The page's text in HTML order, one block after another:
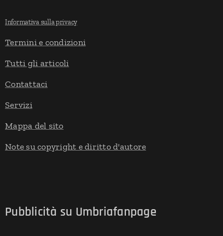
Informativa sulla privacy
Termini e condizioni
Tutti gli articoli
Contattaci
Servizi
Mappa del sito
Note su copyright e diritto d'autore
Pubblicità su Umbriafanpage